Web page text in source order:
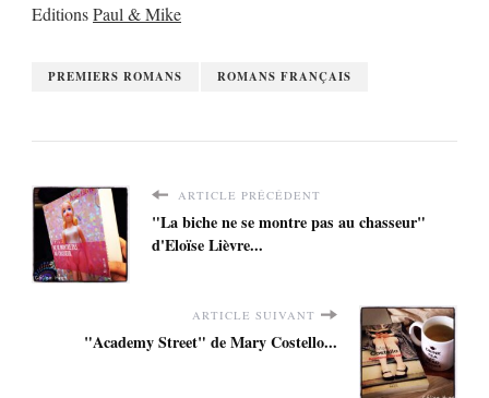
EditionsPaul & Mike
PREMIERS ROMANS ROMANS FRANÇAIS
ARTICLE PRÉCÉDENT
"La biche ne se montre pas au chasseur"
d'Eloïse Lièvre...
ARTICLE SUIVANT
"Academy Street" de Mary Costello...